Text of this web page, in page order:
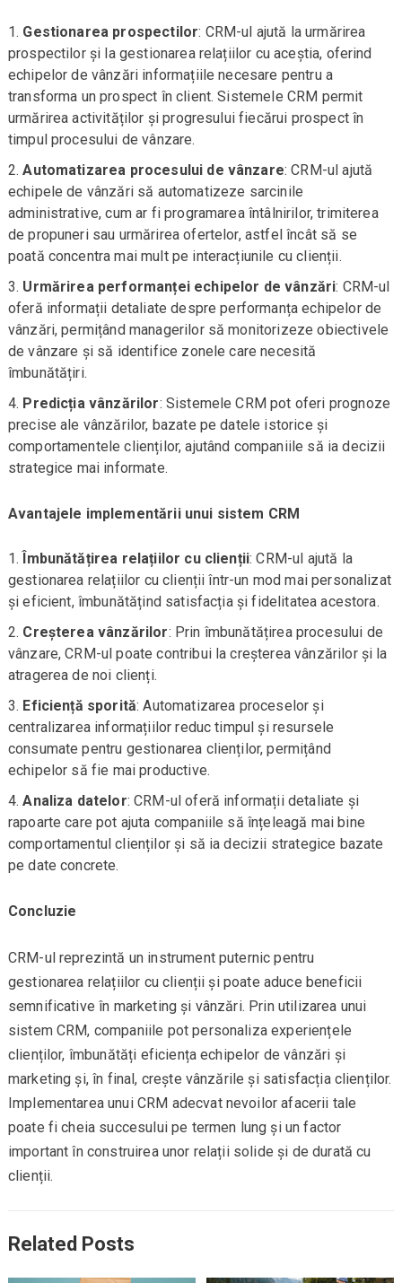
Gestionarea prospectilor: CRM-ul ajută la urmărirea
prospectilor și la gestionarea relațiilor cu aceștia, oferind
echipelor de vânzări informațiile necesare pentru a
transforma un prospect în client. Sistemele CRM permit
urmărirea activităților și progresului fiecărui prospect în
timpul procesului de vânzare.
Automatizarea procesului de vânzare: CRM-ul ajută
echipele de vânzări să automatizeze sarcinile
administrative, cum ar fi programarea întâlnirilor, trimiterea
de propuneri sau urmărirea ofertelor, astfel încât să se
poată concentra mai mult pe interacțiunile cu clienții.
Urmărirea performanței echipelor de vânzări: CRM-ul
oferă informații detaliate despre performanța echipelor de
vânzări, permițând managerilor să monitorizeze obiectivele
de vânzare și să identifice zonele care necesită
îmbunătățiri.
Predicția vânzărilor: Sistemele CRM pot oferi prognoze
precise ale vânzărilor, bazate pe datele istorice și
comportamentele clienților, ajutând companiile să ia decizii
strategice mai informate.
Avantajele implementării unui sistem CRM
Îmbunătățirea relațiilor cu clienții: CRM-ul ajută la
gestionarea relațiilor cu clienții într-un mod mai personalizat
și eficient, îmbunătățind satisfacția și fidelitatea acestora.
Creșterea vânzărilor: Prin îmbunătățirea procesului de
vânzare, CRM-ul poate contribui la creșterea vânzărilor și la
atragerea de noi clienți.
Eficiență sporită: Automatizarea proceselor și
centralizarea informațiilor reduc timpul și resursele
consumate pentru gestionarea clienților, permițând
echipelor să fie mai productive.
Analiza datelor: CRM-ul oferă informații detaliate și
rapoarte care pot ajuta companiile să înțeleagă mai bine
comportamentul clienților și să ia decizii strategice bazate
pe date concrete.
Concluzie
CRM-ul reprezintă un instrument puternic pentru
gestionarea relațiilor cu clienții și poate aduce beneficii
semnificative în marketing și vânzări. Prin utilizarea unui
sistem CRM, companiile pot personaliza experiențele
clienților, îmbunătăți eficiența echipelor de vânzări și
marketing și, în final, crește vânzările și satisfacția clienților.
Implementarea unui CRM adecvat nevoilor afacerii tale
poate fi cheia succesului pe termen lung și un factor
important în construirea unor relații solide și de durată cu
clienții.
Related Posts